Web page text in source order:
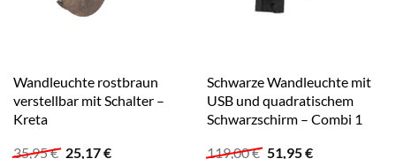
Wandleuchte rostbraun
verstellbar mit Schalter –
Kreta
35,95€ Ursprünglicher
25,17€Aktueller
Schwarze Wandleuchte mit
USB und quadratischem
Schwarzschirm – Combi 1
119,00€ Ursprünglicher
51,95€Aktueller